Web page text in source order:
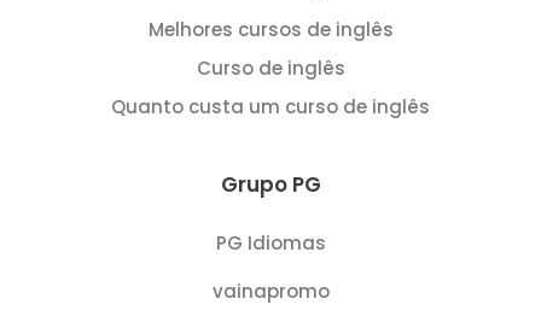
Melhores cursos de inglês
Curso de inglês
Quanto custa um curso de inglês
Grupo PG
PG Idiomas
vainapromo